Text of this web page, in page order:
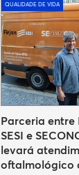
QUALIDADE DE VIDA
Parceria entre
SESI e
levará
oftalmológico